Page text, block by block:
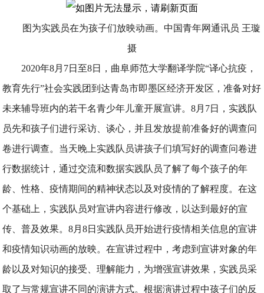
图为实践员在为孩子们放映动画。中国青年网通讯员 王璇
摄
2020年8月7日至8日，曲阜师范大学翻译学院“译心抗疫，
教育先行”社会实践团到达青岛市即墨区经济开发区，准备对好
未来辅导班内的若干名青少年儿童开展宣讲。8月7日，实践队
员先和孩子们进行采访、谈心，并且发放提前准备好的调查问
卷进行调查。当天晚上实践队员讲孩子们填写好的调查问卷进
行数据统计，通过交流和数据实践队员了解了每个孩子的年
龄、性格、疫情期间的精神状态以及对疫情的了解程度。在这
个基础上，实践队员对宣讲内容进行修改，以达到最好的宣
传、普及效果。8月8日实践队员开始进行疫情相关信息的宣讲
和疫情知识动画的放映。在宣讲过程中，考虑到宣讲对象的年
龄以及对知识的接受、理解能力，为增强宣讲效果，实践员采
取了与常规宣讲不同的演讲方式。根据演讲过程中孩子们的反